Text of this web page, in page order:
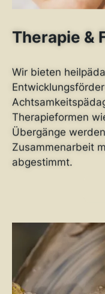
Therapie &
Wir bieten
Therapieformen
Übergänge
Zusammenarbeit
abgestimmt.